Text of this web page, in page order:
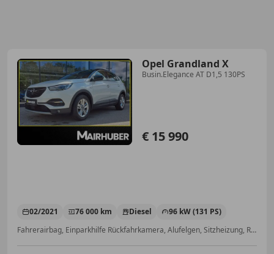
Opel Grandland X
Busin.Elegance AT D1,5 130PS
€ 15 990
02/2021 76 000 km Diesel
96 kW (131 PS)
Fahrerairbag, Einparkhilfe Rückfahrkamera, Alufelgen, Sitzheizung, Regensensor, Totwinkel-Assistent, Einparkhilfe Sensoren vorne, Notbremsassistent